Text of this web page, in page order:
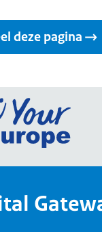
deze pagina
Ga
Your